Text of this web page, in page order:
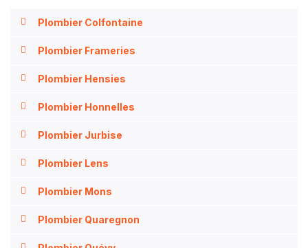
Plombier Colfontaine
Plombier Frameries
Plombier Hensies
Plombier Honnelles
Plombier Jurbise
Plombier Lens
Plombier Mons
Plombier Quaregnon